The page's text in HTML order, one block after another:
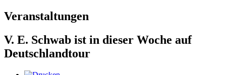
Veranstaltungen
V. E. Schwab ist in dieser Woche auf
Deutschlandtour